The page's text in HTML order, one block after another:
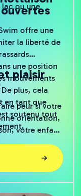
lac ou une
offre une
la liberté de
une position
mouvements
plus, cela
en tant que
soutenu tout
plaisir
peur si votre
orientation,
votre enfant
rivière.
nécessaire
avec